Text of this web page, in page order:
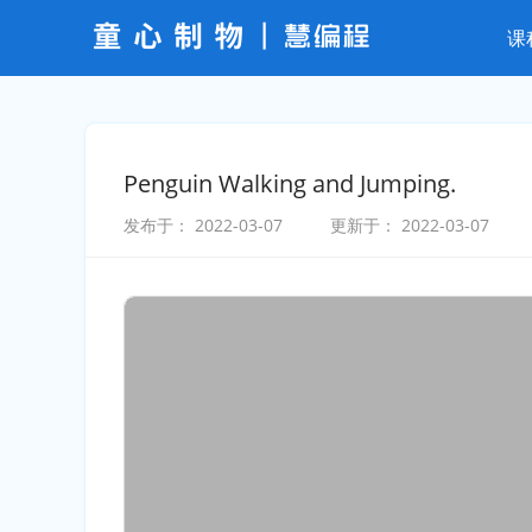
课
Penguin Walking and Jumping.
发布于： 2022-03-07 更新于： 2022-03-07